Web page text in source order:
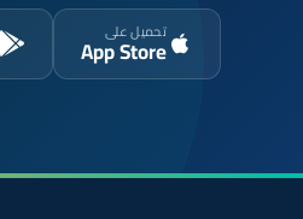
تحميل على
App Store